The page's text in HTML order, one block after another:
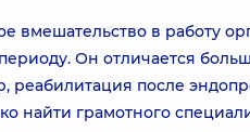
вмешательство в работу
Он отличается
после
найти грамотного